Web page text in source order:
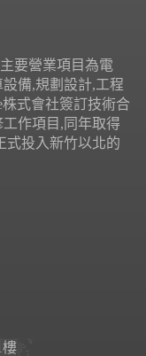
要營業項目為電
備,規劃設計,工程
株式會社簽訂技術合
作項目,同年取得
式投入新竹以北的
樓